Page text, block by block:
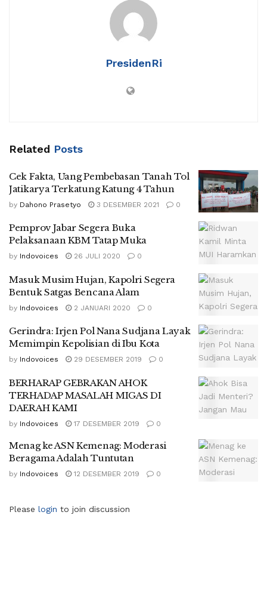
PresidenRi
Related Posts
Cek Fakta, Uang Pembebasan Tanah Tol
Jatikarya Terkatung Katung 4 Tahun
by Dahono Prasetyo 3 DESEMBER 2021 0
Pemprov Jabar Segera Buka
Pelaksanaan KBM Tatap Muka
by Indovoices 26 JULI 2020 0
Masuk Musim Hujan, Kapolri Segera
Bentuk Satgas Bencana Alam
by Indovoices 2 JANUARI 2020 0
Gerindra: Irjen Pol Nana Sudjana Layak
Memimpin Kepolisian di Ibu Kota
by Indovoices 29 DESEMBER 2019 0
BERHARAP GEBRAKAN AHOK
TERHADAP MASALAH MIGAS DI
DAERAH KAMI
by Indovoices 17 DESEMBER 2019 0
Menag ke ASN Kemenag: Moderasi
Beragama Adalah Tuntutan
by Indovoices 12 DESEMBER 2019 0
Please login to join discussion